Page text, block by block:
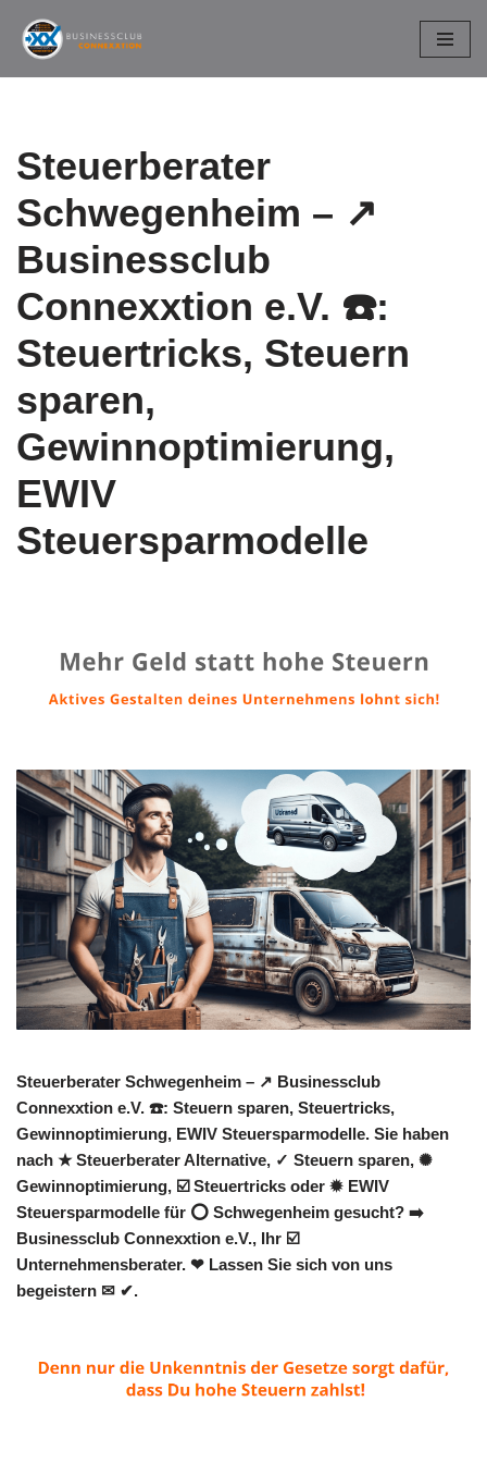
Zum
Steuerberater
Schwegenheim – ↗️
Businessclub
Connexxtion e.V. ☎️:
Steuertricks, Steuern
sparen,
Gewinnoptimierung,
EWIV
Steuersparmodelle
Steuerberater Schwegenheim – ↗️ Businessclub
Connexxtion e.V. ☎️: Steuern sparen, Steuertricks,
Gewinnoptimierung, EWIV Steuersparmodelle. Sie haben
nach ★ Steuerberater Alternative, ✓ Steuern sparen, ✺
Gewinnoptimierung, ☑️ Steuertricks oder ✹ EWIV
Steuersparmodelle für ⭕ Schwegenheim gesucht? ➡️
Businessclub Connexxtion e.V., Ihr ☑️
Unternehmensberater. ❤ Lassen Sie sich von uns
begeistern ✉ ✔.